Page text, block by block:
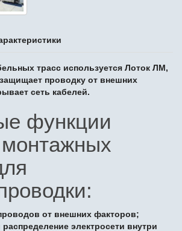
трасс используется Лоток ЛМ,
проводку от внешних
сеть кабелей.
функции
от внешних факторов;
электросети внутри